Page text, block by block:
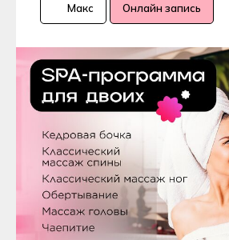
Макс Онлайн запись